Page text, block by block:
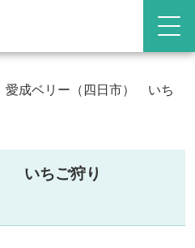
愛成ベリー（四日市） いち
いちご狩り